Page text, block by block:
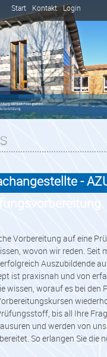
Start Kontakt Login
-
Vorbereitung auf eine
wovon wir reden. Seit
Auszubildende
ist praxisnah und von
wissen, worauf es bei den
bis all Ihre
und werden von
So erlangen Sie die